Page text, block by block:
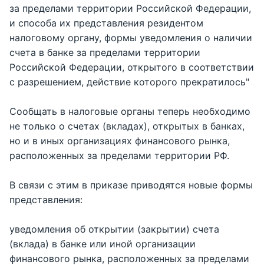
за пределами территории Российской Федерации,
и способа их представления резидентом
налоговому органу, формы уведомления о наличии
счета в банке за пределами территории
Российской Федерации, открытого в соответствии
с разрешением, действие которого прекратилось"
Сообщать в налоговые органы теперь необходимо
не только о счетах (вкладах), открытых в банках,
но и в иных организациях финансового рынка,
расположенных за пределами территории РФ.
В связи с этим в приказе приводятся новые формы
представления:
уведомления об открытии (закрытии) счета
(вклада) в банке или иной организации
финансового рынка, расположенных за пределами